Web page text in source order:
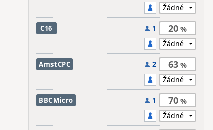
C16 1 20
AmstCPC 2 63
BBCMicro 1 70